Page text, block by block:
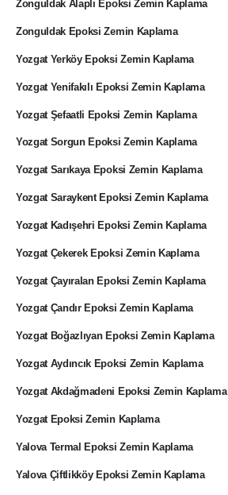
Zonguldak Alaplı Epoksi Zemin Kaplama
Zonguldak Epoksi Zemin Kaplama
Yozgat Yerköy Epoksi Zemin Kaplama
Yozgat Yenifakılı Epoksi Zemin Kaplama
Yozgat Şefaatli Epoksi Zemin Kaplama
Yozgat Sorgun Epoksi Zemin Kaplama
Yozgat Sarıkaya Epoksi Zemin Kaplama
Yozgat Saraykent Epoksi Zemin Kaplama
Yozgat Kadışehri Epoksi Zemin Kaplama
Yozgat Çekerek Epoksi Zemin Kaplama
Yozgat Çayıralan Epoksi Zemin Kaplama
Yozgat Çandır Epoksi Zemin Kaplama
Yozgat Boğazlıyan Epoksi Zemin Kaplama
Yozgat Aydıncık Epoksi Zemin Kaplama
Yozgat Akdağmadeni Epoksi Zemin Kaplama
Yozgat Epoksi Zemin Kaplama
Yalova Termal Epoksi Zemin Kaplama
Yalova Çiftlikköy Epoksi Zemin Kaplama